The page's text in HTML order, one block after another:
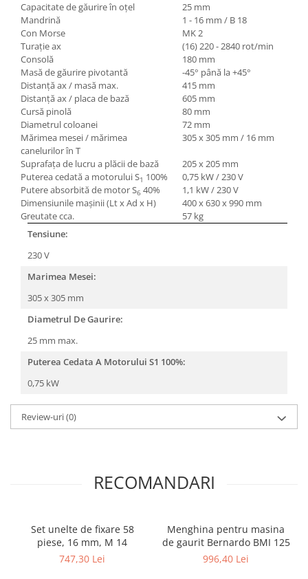
Capacitate de găurire în oţel
25 mm
Mandrină
1 - 16 mm / B 18
Con Morse
MK 2
Turaţie ax
(16) 220 - 2840 rot/min
Consolă
180 mm
Masă de găurire pivotantă
-45° până la +45°
Distanţă ax / masă max.
415 mm
Distanţă ax / placa de bază
605 mm
Cursă pinolă
80 mm
Diametrul coloanei
72 mm
Mărimea mesei / mărimea
canelurilor în T
305 x 305 mm / 16 mm
Suprafaţa de lucru a plăcii de bază
205 x 205 mm
Puterea cedată a motorului S1 100%
0,75 kW / 230 V
Putere absorbită de motor S6 40%
1,1 kW / 230 V
Dimensiunile maşinii (Lt x Ad x H)
400 x 630 x 990 mm
Greutate cca.
57 kg
Tensiune:
230 V
Marimea Mesei:
305 x 305 mm
Diametrul De Gaurire:
25 mm max.
Puterea Cedata A Motorului S1 100%:
0,75 kW
Review-uri(0)
RECOMANDARI
Set unelte de fixare 58
piese, 16 mm, M 14
747,30 Lei
Menghina pentru masina
de gaurit Bernardo BMI 125
996,40 Lei